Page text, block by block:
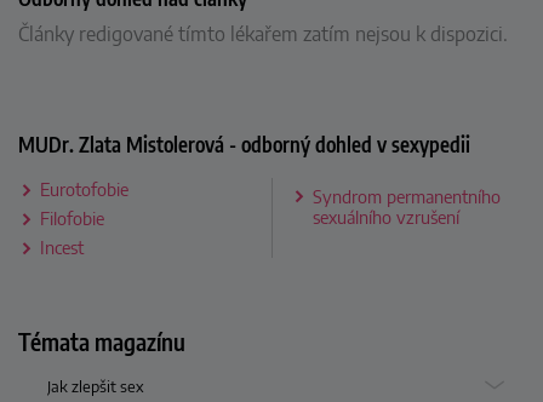
Články redigované tímto lékařem zatím nejsou k dispozici.
MUDr. Zlata Mistolerová - odborný dohled v sexypedii
Eurotofobie
Filofobie
Incest
Syndrom permanentního
sexuálního vzrušení
Témata magazínu
Jak zlepšit sex